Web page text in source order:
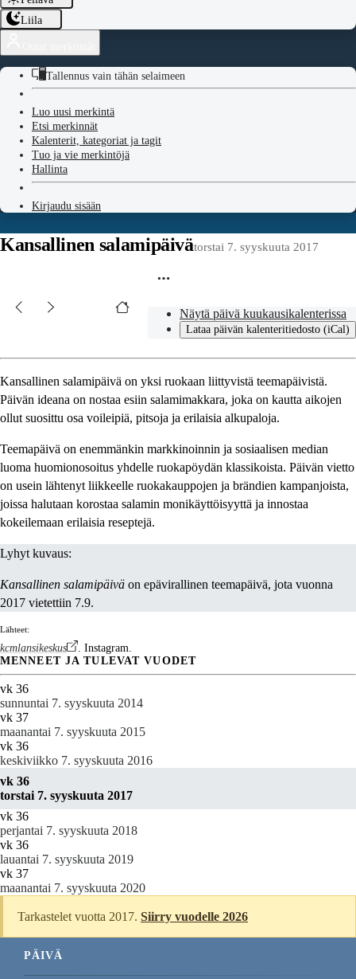
Liila
Tallennus vain tähän selaimeen
Luo uusi merkintä
Etsi merkinnät
Kalenterit, kategoriat ja tagit
Tuo ja vie merkintöjä
Hallinta
Kirjaudu sisään
Kansallinen salamipäivätorstai 7. syyskuuta 2017
Näytä päivä kuukausikalenterissa
Lataa päivän kalenteritiedosto (iCal)
Kansallinen salamipäivä on yksi ruokaan liittyvistä teemapäivistä.
Päivän ideana on nostaa esiin salamimakkara, joka on kautta aikojen
ollut suosittu osa voileipiä, pitsoja ja erilaisia alkupaloja.
Teemapäivä on enemmänkin markkinoinnin ja sosiaalisen median
luoma huomionosoitus yhdelle ruokapöydän klassikoista. Päivän vietto
on usein lähtenyt liikkeelle ruokakauppojen ja brändien kampanjoista,
joissa halutaan korostaa salamin monikäyttöisyyttä ja innostaa
kokeilemaan erilaisia reseptejä.
Lyhyt kuvaus:
Kansallinen salamipäivä on epävirallinen teemapäivä, jota vuonna
2017 vietettiin 7.9.
Lähteet:
kcmlansikeskus . Instagram.
MENNEET JA TULEVAT VUODET
vk 36
sunnuntai 7. syyskuuta 2014
vk 37
maanantai 7. syyskuuta 2015
vk 36
keskiviikko 7. syyskuuta 2016
vk 36
torstai 7. syyskuuta 2017
vk 36
perjantai 7. syyskuuta 2018
vk 36
lauantai 7. syyskuuta 2019
vk 37
maanantai 7. syyskuuta 2020
Tarkastelet vuotta 2017.Siirry vuodelle 2026
PÄIVÄ